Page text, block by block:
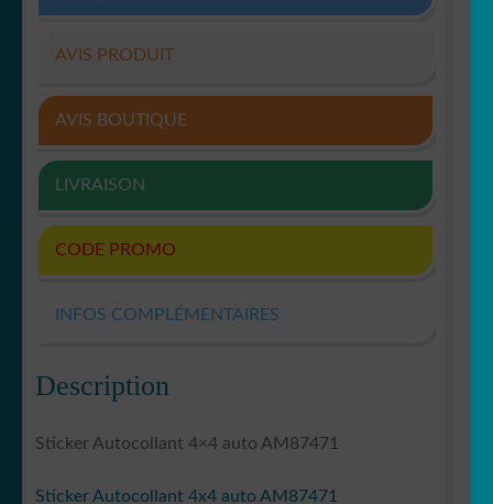
AVIS PRODUIT
AVIS BOUTIQUE
LIVRAISON
CODE PROMO
INFOS COMPLÉMENTAIRES
Description
Sticker Autocollant 4×4 auto AM87471
Sticker Autocollant 4x4 auto AM87471